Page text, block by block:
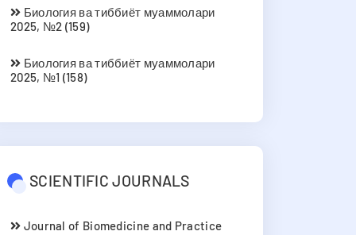
Биология ва тиббиёт муаммолари
2025, №2 (159)
Биология ва тиббиёт муаммолари
2025, №1 (158)
SCIENTIFIC JOURNALS
Journal of Biomedicine and Practice